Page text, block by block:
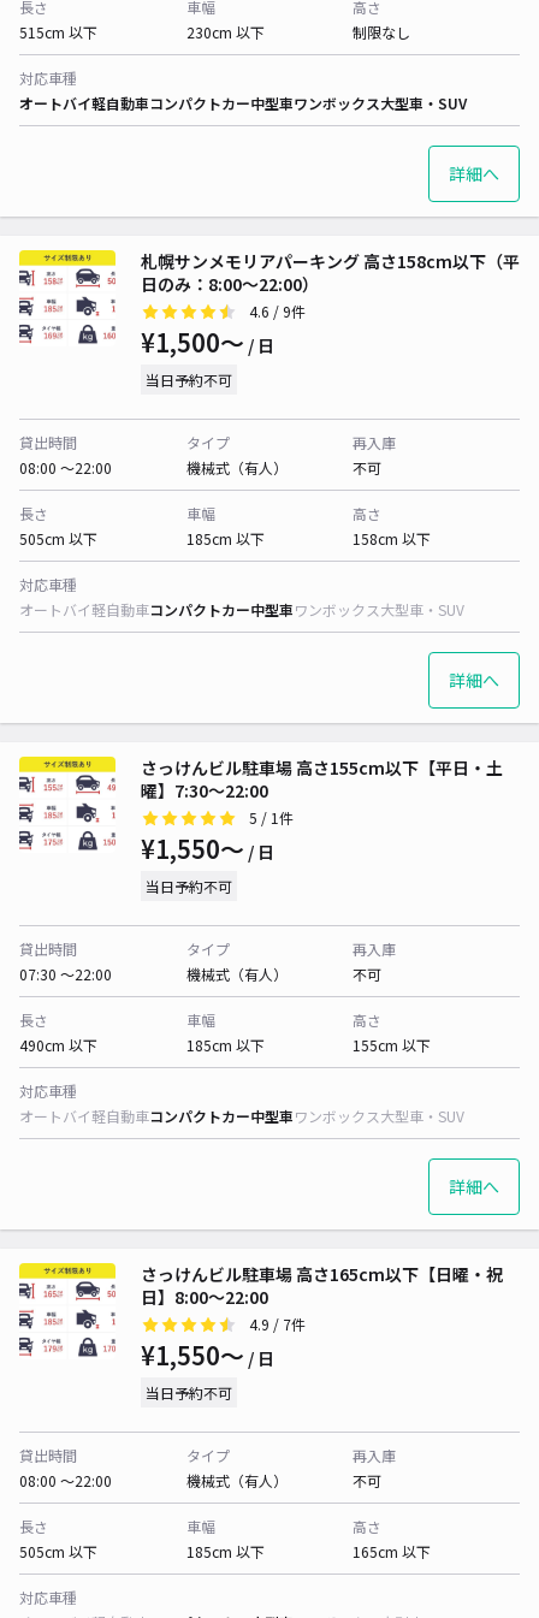
長さ
515cm 以下
車幅
230cm 以下
高さ
制限なし
対応車種
オートバイ軽自動車コンパクトカー中型車ワンボックス大型車・SUV
詳細へ
札幌サンメモリアパーキング 高さ158cm以下（平
日のみ：8:00～22:00）
4.6 / 9件
¥1,500〜 / 日
当日予約不可
貸出時間
08:00 〜22:00
タイプ
機械式（有人）
再入庫
不可
長さ
505cm 以下
車幅
185cm 以下
高さ
158cm 以下
対応車種
オートバイ軽自動車コンパクトカー中型車ワンボックス大型車・SUV
詳細へ
さっけんビル駐車場 高さ155cm以下【平日・土
曜】7:30～22:00
5 / 1件
¥1,550〜 / 日
当日予約不可
貸出時間
07:30 〜22:00
タイプ
機械式（有人）
再入庫
不可
長さ
490cm 以下
車幅
185cm 以下
高さ
155cm 以下
対応車種
オートバイ軽自動車コンパクトカー中型車ワンボックス大型車・SUV
詳細へ
さっけんビル駐車場 高さ165cm以下【日曜・祝
日】8:00～22:00
4.9 / 7件
¥1,550〜 / 日
当日予約不可
貸出時間
08:00 〜22:00
タイプ
機械式（有人）
再入庫
不可
長さ
505cm 以下
車幅
185cm 以下
高さ
165cm 以下
対応車種